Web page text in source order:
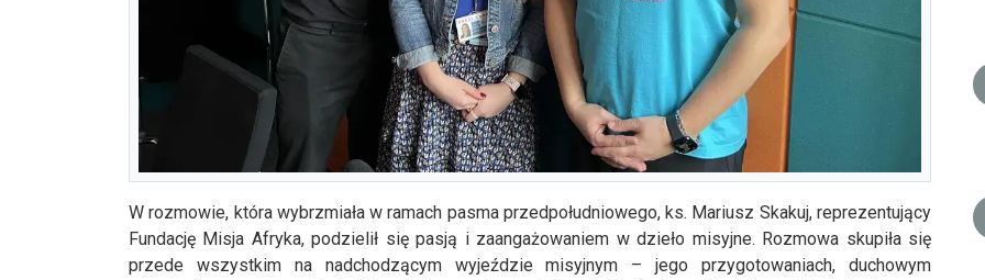
W rozmowie, która wybrzmiała w ramach pasma przedpołudniowego, ks. Mariusz Skakuj, reprezentujący
Fundację Misja Afryka, podzielił się pasją i zaangażowaniem w dzieło misyjne. Rozmowa skupiła się
przede wszystkim na nadchodzącym wyjeździe misyjnym – jego przygotowaniach, duchowym